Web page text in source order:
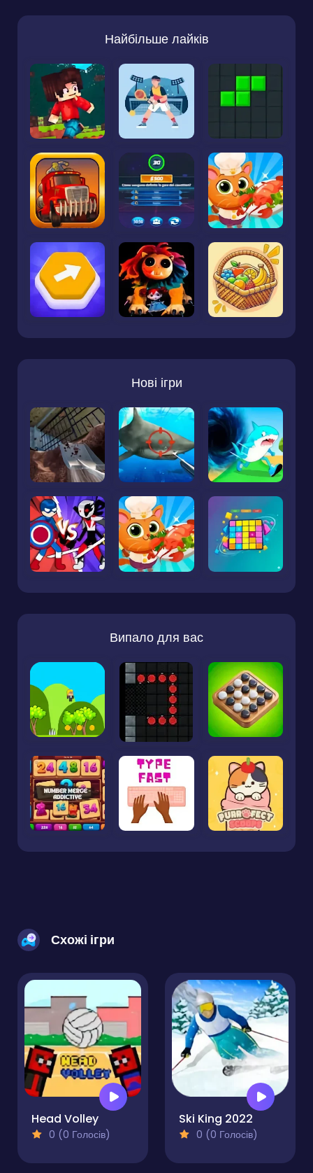
Найбільше лайків
Нові ігри
Випало для вас
Схожі ігри
Head Volley
0 (0 Голосів)
Ski King 2022
0 (0 Голосів)